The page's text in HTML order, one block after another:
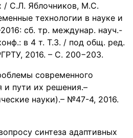
/ С.Л. Яблочников, М.С.
технологии в науке и
сб. тр. междунар. науч.-
в 4 т. Т.3. / под общ. ред.
2016. – С. 200−203.
современного
и пути их решения.–
науки).– №47-4, 2016.
синтеза адаптивных